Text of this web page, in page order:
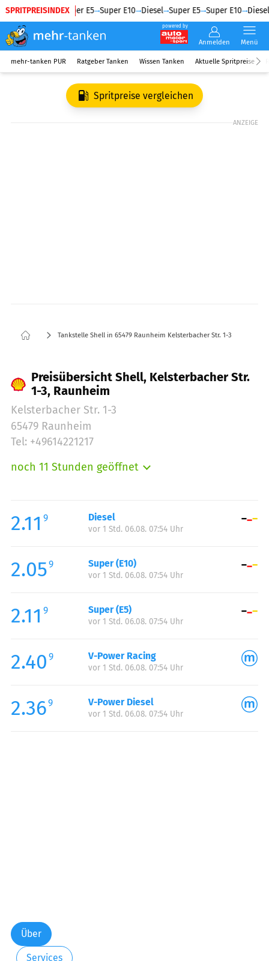
SPRITPREISINDEX
Diesel Super E5 Super E10 Diesel Super E5 Super E10 Diesel
powered by
Anmelden Menü
mehr-tanken PUR Ratgeber Tanken Wissen Tanken Aktuelle Spritpreise
Spritpreise vergleichen
ANZEIGE
Tankstelle Shell in 65479 Raunheim Kelsterbacher Str. 1-3
Preisübersicht Shell, Kelsterbacher Str.
1-3, Raunheim
Kelsterbacher Str. 1-3
65479 Raunheim
Tel: +49614221217
noch 11 Stunden geöffnet
Mittwoch:
06:00-23:00
Donnerstag:
Samstag:
07:00-23:00
Sonntag:
2.11 9 Diesel
vor 1 Std. 06.08. 07:54 Uhr
2.059 Super (E10)
vor 1 Std. 06.08. 07:54 Uhr
2.11 9 Super (E5)
vor 1 Std. 06.08. 07:54 Uhr
2.40 9 V-Power Racing
vor 1 Std. 06.08. 07:54 Uhr
2.369 V-Power Diesel
vor 1 Std. 06.08. 07:54 Uhr
Über
Services